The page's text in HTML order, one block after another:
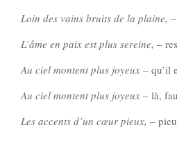
Loin des vains bruits de la plaine,
L’âme en paix est plus sereine, –
Au ciel montent plus joyeux – qu’il
Au ciel montent plus joyeux – là,
Les accents d’un cœur pieux, –